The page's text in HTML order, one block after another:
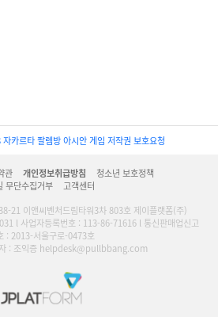
카르타 팔렘방 아시안 게임 저작권 보호요청
관 개인정보취급방침
청소년 보호정책
무단수집거부
고객센터
21 이앤씨벤처드림타워3차 803호 제이플랫폼(주)
l 사업자등록번호 : 113-86-71616 l 통신판매업신고
: 2013-서울구로-0473호
자 : 조익증 helpdesk@pullbbang.com